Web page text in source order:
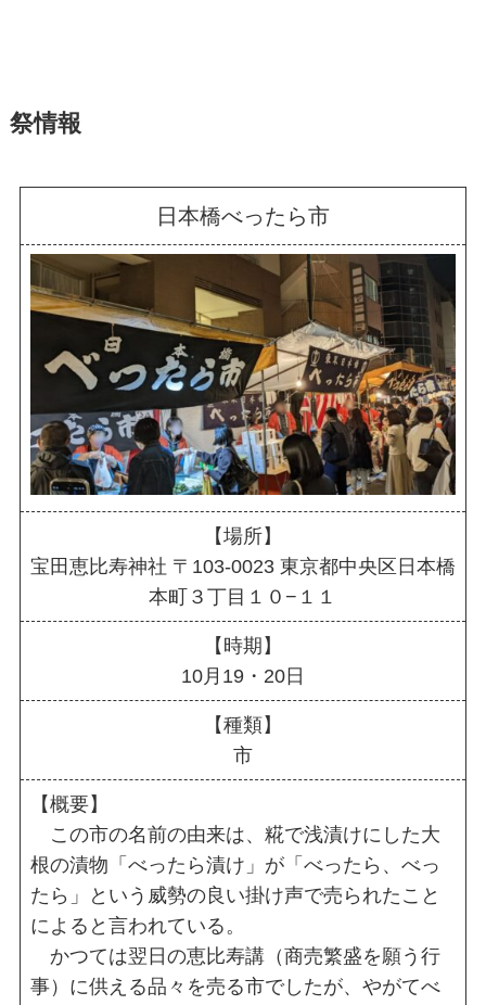
祭情報
日本橋べったら市
【場所】
宝田恵比寿神社 〒103-0023 東京都中央区日本橋
本町３丁目１０−１１
【時期】
10月19・20日
【種類】
市
【概要】
この市の名前の由来は、糀で浅漬けにした大
根の漬物「べったら漬け」が「べったら、べっ
たら」という威勢の良い掛け声で売られたこと
によると言われている。
かつては翌日の恵比寿講（商売繁盛を願う行
事）に供える品々を売る市でしたが、やがてべ